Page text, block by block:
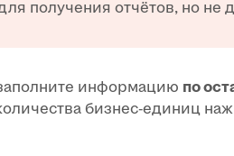
получения отчётов, но не
информацию по
бизнес-единиц